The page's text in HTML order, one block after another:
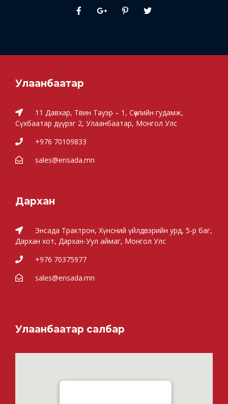
Улаанбаатар
11 Давхар, Твин Тауэр – 1, Сөүлийн гудамж,
Сүхбаатар дүүрэг 2, Улаанбаатар, Монгол Улс
+976 70109833
sales@ensada.mn
Дархан
Энсада Трактрон, Хүнсний үйлдвэрийн урд, 5-р баг,
Дархан хот, Дархан-Уул аймаг, Монгол Улс
+976 70375977
sales@ensada.mn
Улаанбаатар салбар